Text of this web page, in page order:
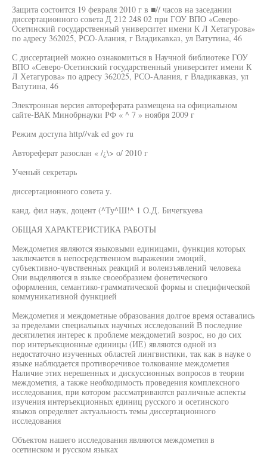
Защита состоится 19 февраля 2010 г в ■// часов на заседании
диссертационного совета Д 212 248 02 при ГОУ ВПО «Северо-
Осетинский государственный университет имени К Л Хетагурова»
по адресу 362025, РСО-Алания, г Владикавказ, ул Ватутина, 46
С диссертацией можно ознакомиться в Научной библиотеке ГОУ
ВПО «Северо-Осетинский государственный университет имени К
Л Хетагурова» по адресу 362025, РСО-Алания, г Владикавказ, ул
Ватутина, 46
Электронная версия автореферата размещена на официальном
сайте-ВАК Минобрнауки РФ « ^ 7 » ноября 2009 г
Режим доступа http//vak ed gov ru
Автореферат разослан « /¿\> о/ 2010 г
Ученый секретарь
диссертационного совета у.
канд. фил наук, доцент (^Ту^Ш!^ 1 О.Д. Бичегкуева
ОБЩАЯ ХАРАКТЕРИСТИКА РАБОТЫ
Междометия являются языковыми единицами, функция которых
заключается в непосредственном выражении эмоций,
субъективно-чувственных реакций и волеизъявлений человека
Они выделяются в языке своеобразием фонетического
оформления, семантико-грамматической формы и специфической
коммуникативной функцией
Междометия и междометные образования долгое время оставались
за пределами специальных научных исследований В последние
десятилетия интерес к проблеме междометий возрос, но до сих
пор интеръекционные единицы (ИЕ) являются одной из
недостаточно изученных областей лингвистики, так как в науке о
языке наблюдается противоречивое толкование междометия
Наличие этих нерешенных и дискуссионных вопросов в теории
междометия, а также необходимость проведения комплексного
исследования, при котором рассматриваются различные аспекты
изучения интеръекционных единиц русского и осетинского
языков определяет актуальность темы диссертационного
исследования
Объектом нашего исследования являются междометия в
осетинском и русском языках